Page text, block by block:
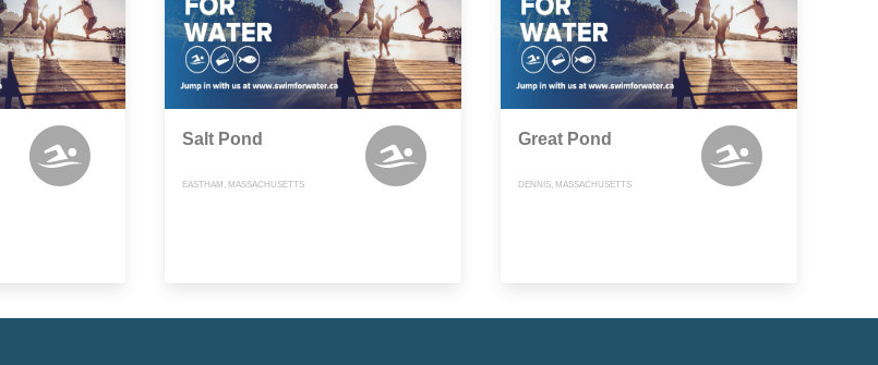
Salt Pond
EASTHAM, MASSACHUSETTS
Great Pond
DENNIS, MASSACHUSETTS